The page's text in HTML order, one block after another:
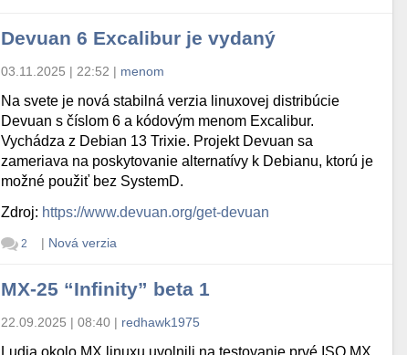
Devuan 6 Excalibur je vydaný
03.11.2025 | 22:52 | menom
Na svete je nová stabilná verzia linuxovej distribúcie
Devuan s číslom 6 a kódovým menom Excalibur.
Vychádza z Debian 13 Trixie. Projekt Devuan sa
zameriava na poskytovanie alternatívy k Debianu, ktorú je
možné použiť bez SystemD.
Zdroj: https://www.devuan.org/get-devuan
2 | Nová verzia
MX-25 “Infinity” beta 1
22.09.2025 | 08:40 | redhawk1975